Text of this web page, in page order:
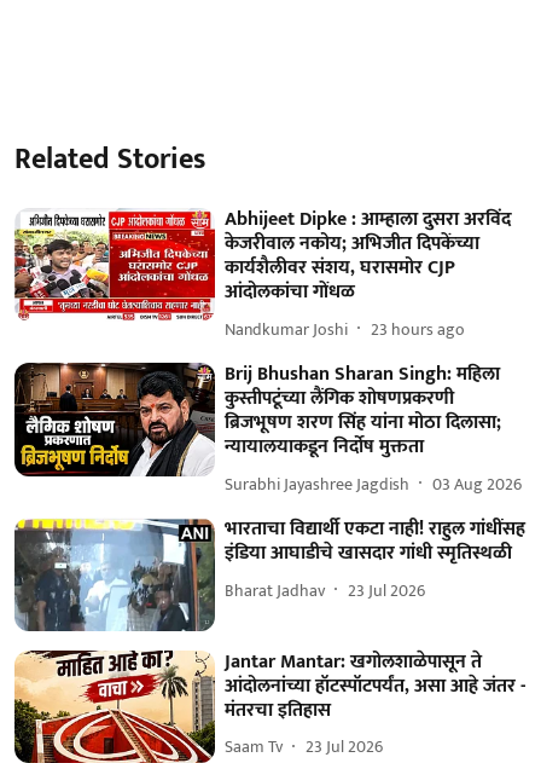
Related Stories
Abhijeet Dipke : आम्हाला दुसरा अरविंद
केजरीवाल नकोय; अभिजीत दिपकेंच्या
कार्यशैलीवर संशय, घरासमोर CJP
आंदोलकांचा गोंधळ
Nandkumar Joshi 23 hours ago
Brij Bhushan Sharan Singh: महिला
कुस्तीपटूंच्या लैंगिक शोषणप्रकरणी
ब्रिजभूषण शरण सिंह यांना मोठा दिलासा;
न्यायालयाकडून निर्दोष मुक्तता
Surabhi Jayashree Jagdish 03 Aug 2026
भारताचा विद्यार्थी एकटा नाही! राहुल गांधींसह
इंडिया आघाडीचे खासदार गांधी स्मृतिस्थळी
Bharat Jadhav 23 Jul 2026
Jantar Mantar: खगोलशाळेपासून ते
आंदोलनांच्या हॉटस्पॉटपर्यंत, असा आहे जंतर -
मंतरचा इतिहास
Saam Tv 23 Jul 2026